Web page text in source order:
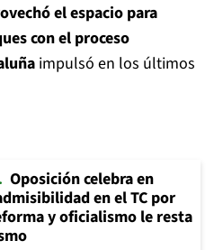
el espacio para
con el proceso
impulsó en los últimos
Oposición celebra en
en el TC por
y oficialismo le resta